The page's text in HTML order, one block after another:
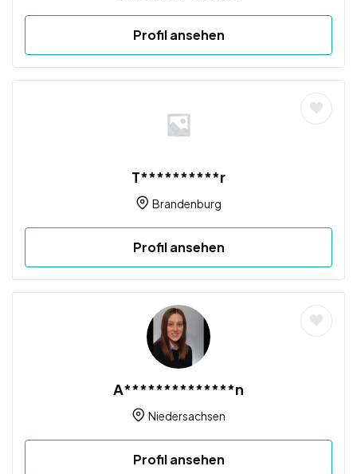
Profil ansehen
T**********r
Brandenburg
Profil ansehen
A**************n
Niedersachsen
Profil ansehen